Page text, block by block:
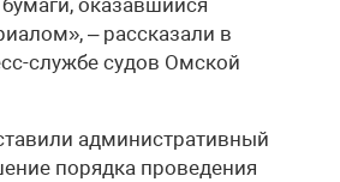
– рассказали в
службе судов Омской
административный
порядка проведения